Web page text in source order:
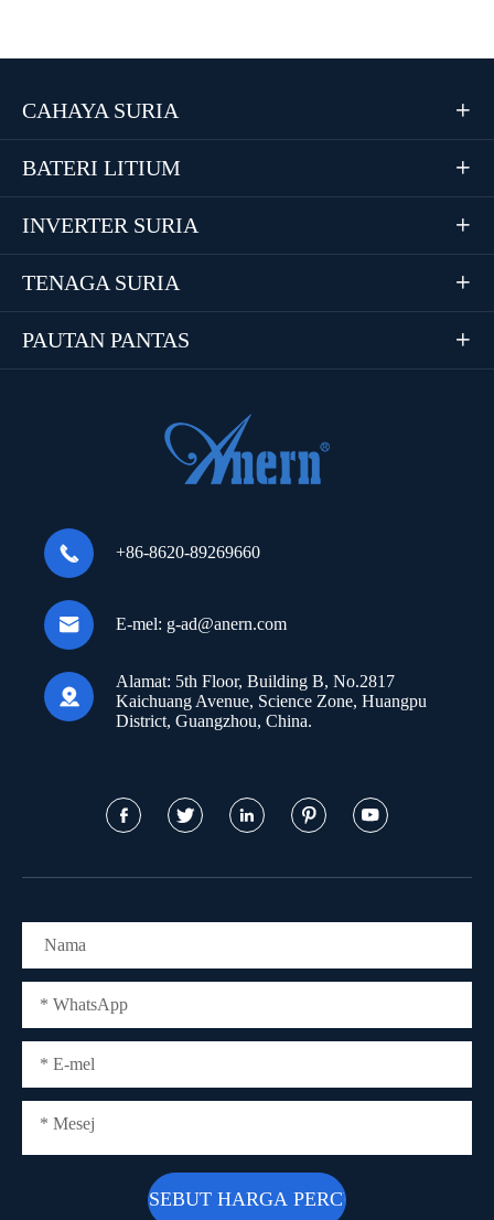
CAHAYA SURIA 
BATERI LITIUM 
INVERTER SURIA 
TENAGA SURIA 
PAUTAN PANTAS 
 +86-8620-89269660
 E-mel: g-ad@anern.com

Alamat: 5th Floor, Building B, No.2817
Kaichuang Avenue, Science Zone, Huangpu
District, Guangzhou, China.
    